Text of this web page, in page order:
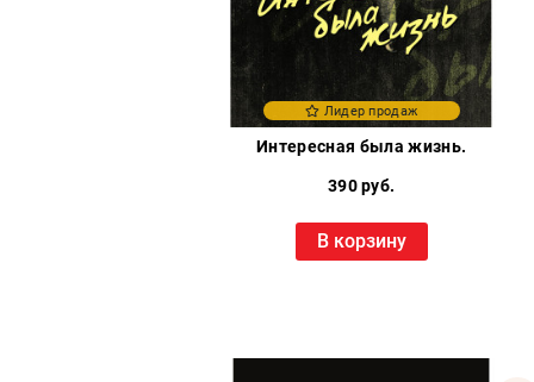
Лидер продаж
Интересная была жизнь.
390 руб.
В корзину